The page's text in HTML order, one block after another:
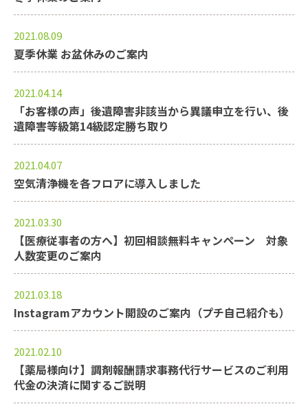
2021.08.09
夏季休業 お盆休みのご案内
2021.04.14
「お客様の声」後遺障害非該当から異議申立を行い、後
遺障害等級第14級認定勝ち取り
2021.04.07
空気清浄機を各フロアに導入しました
2021.03.30
【医療従事者の方へ】初回相談無料キャンペーン 対象
人数変更のご案内
2021.03.18
Instagramアカウント開設のご案内（プチ自己紹介も）
2021.02.10
【薬局様向け】調剤報酬請求事務代行サービスのご利用
代金の決済に関するご説明